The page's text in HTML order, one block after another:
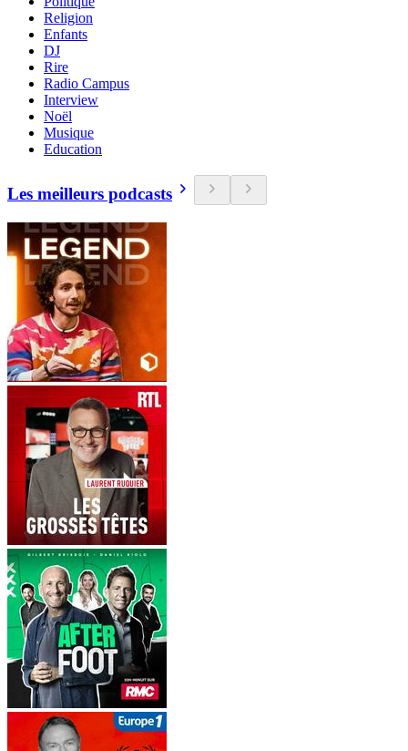
Religion
Enfants
DJ
Rire
Radio Campus
Interview
Noël
Musique
Education
Les meilleurs podcasts